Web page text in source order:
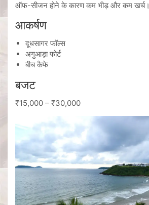
ऑफ-सीजन होने के कारण कम भीड़ और कम खर्च।
आकर्षण
दूधसागर फॉल्स
अगुआड़ा फोर्ट
बीच कैफे
बजट
₹15,000 – ₹30,000